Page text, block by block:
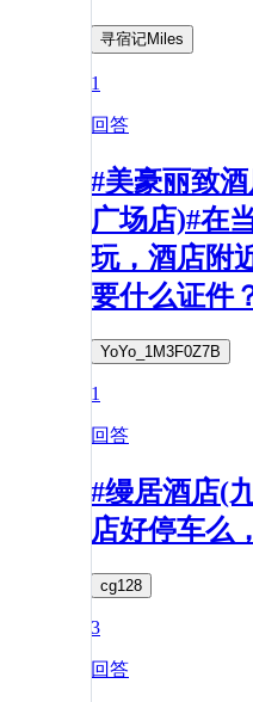
寻宿记Miles
1
回答
#美豪丽致
广场店)#在
玩，酒店附
要什么证件
YoYo_1M3F0Z7B
1
回答
#缦居酒店(
店好停车么
cg128
3
回答